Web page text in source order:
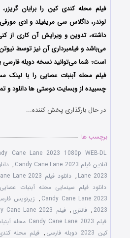
فیلم محله کندی کین را برایان
لوندر، داگلاس سی مریفیلد و ادی
داشته، تدوین و ویرایش آن کاری
می‌باشد و فیلمبرداری آن نیز توسط
است؛ شما می‌توانید نسخه دوبله
فیلم محله آبنبات عصایی را با ‌لینک
چسبیده از وبسایت دوستی ها دانلود و
در حال بارگذاری پخش کننده...
برچسب ها
Cane Lane 2023 1080p WEB-DL
آنلاین فیلم Candy Cane Lane 2023
,
Lane 2023
, دانلود فیلم Candy Cane Lane 2023 با لینک مستقیم
دانلود فیلم سینمایی محله آبنبات عصایی ۲۰۲۳
Candy Cane Lane 2023
,
2023
, فانتزی , فیلم Candy Cane Lane 2023 با زیرنویس چسبیده
فیلم Candy Cane Lane 2023 محله آبنبات عصایی
کین 2023 دوبله فارسی
,